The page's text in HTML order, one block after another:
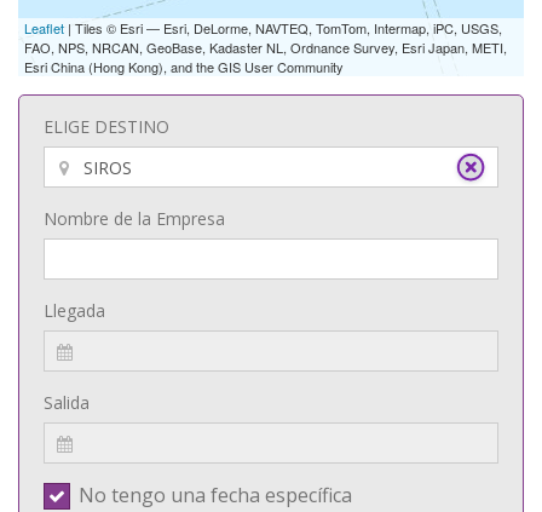
Leaflet | Tiles © Esri — Esri, DeLorme, NAVTEQ, TomTom, Intermap, iPC, USGS,
FAO, NPS, NRCAN, GeoBase, Kadaster NL, Ordnance Survey, Esri Japan, METI,
Esri China (Hong Kong), and the GIS User Community
ELIGE DESTINO
Nombre de la Empresa
Llegada
Salida
No tengo una fecha específica